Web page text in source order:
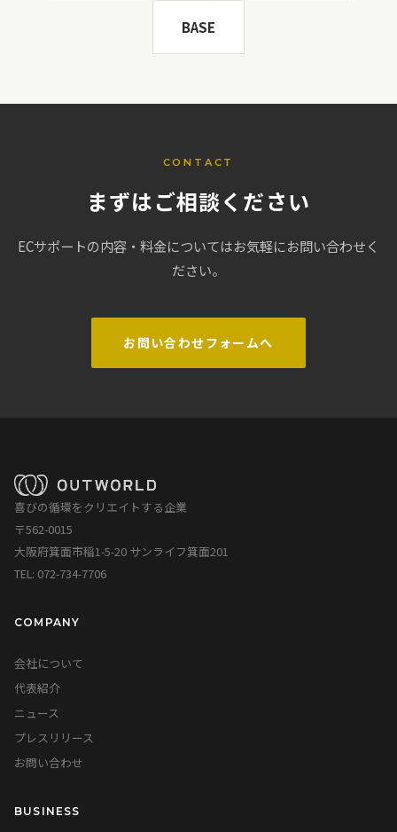
BASE
CONTACT
まずはご相談ください
ECサポートの内容・料金についてはお気軽にお問い合わせく
ださい。
お問い合わせフォームへ
喜びの循環をクリエイトする企業
〒562-0015
大阪府箕面市稲1-5-20 サンライフ箕面201
TEL: 072-734-7706
COMPANY
会社について
代表紹介
ニュース
プレスリリース
お問い合わせ
BUSINESS